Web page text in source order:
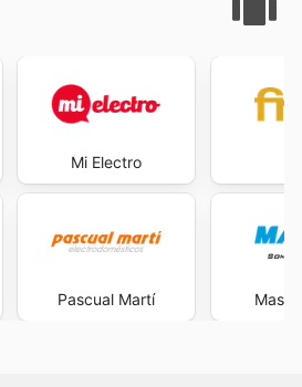
Mi Electro
Pascual Martí